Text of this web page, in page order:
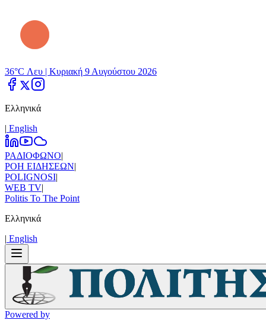
36°C Λευ | Κυριακή 9 Αυγούστου 2026
Ελληνικά
| Εnglish
ΡΑΔΙΟΦΩΝΟ|
ΡΟΗ ΕΙΔΗΣΕΩΝ|
POLIGNOSI|
WEB TV|
Politis To The Point
Ελληνικά
| Εnglish
Powered by